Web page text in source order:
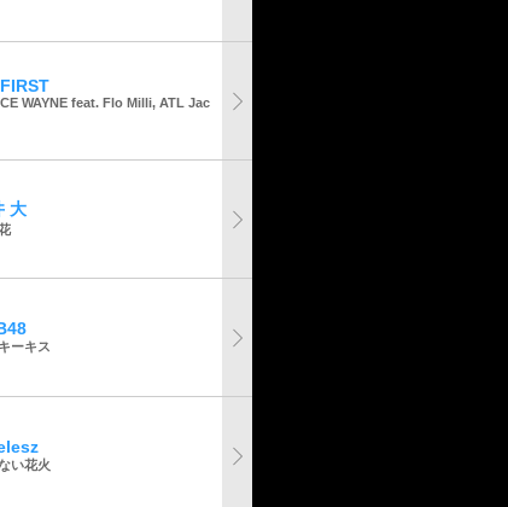
WAYNE feat. Flo Milli, ATL Jac
大
ーキス
い花火